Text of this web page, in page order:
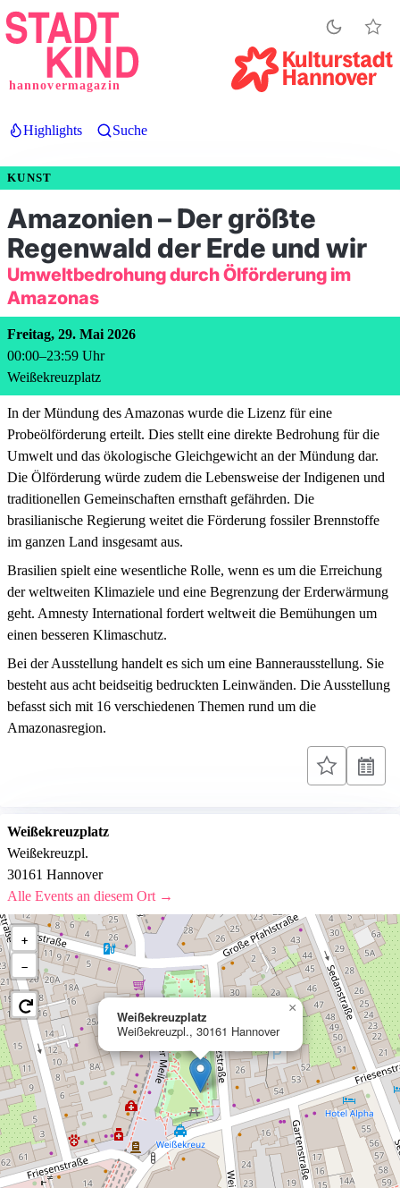
Direkt
zum
hannovermagazin
Highlights Suche
KUNST
Amazonien – Der größte
Regenwald der Erde und wir
Umweltbedrohung durch Ölförderung im
Amazonas
Freitag, 29. Mai 2026
00:00–23:59 Uhr
Weißekreuzplatz
In der Mündung des Amazonas wurde die Lizenz für eine
Probeölförderung erteilt. Dies stellt eine direkte Bedrohung für die
Umwelt und das ökologische Gleichgewicht an der Mündung dar.
Die Ölförderung würde zudem die Lebensweise der Indigenen und
traditionellen Gemeinschaften ernsthaft gefährden. Die
brasilianische Regierung weitet die Förderung fossiler Brennstoffe
im ganzen Land insgesamt aus.
Brasilien spielt eine wesentliche Rolle, wenn es um die Erreichung
der weltweiten Klimaziele und eine Begrenzung der Erderwärmung
geht. Amnesty International fordert weltweit die Bemühungen um
einen besseren Klimaschutz.
Bei der Ausstellung handelt es sich um eine Bannerausstellung. Sie
besteht aus acht beidseitig bedruckten Leinwänden. Die Ausstellung
befasst sich mit 16 verschiedenen Themen rund um die
Amazonasregion.
Weißekreuzplatz
Weißekreuzpl.
30161 Hannover
Alle Events an diesem Ort →
Weißekreuzplatz
Weißekreuzpl., 30161 Hannover
×
+
−